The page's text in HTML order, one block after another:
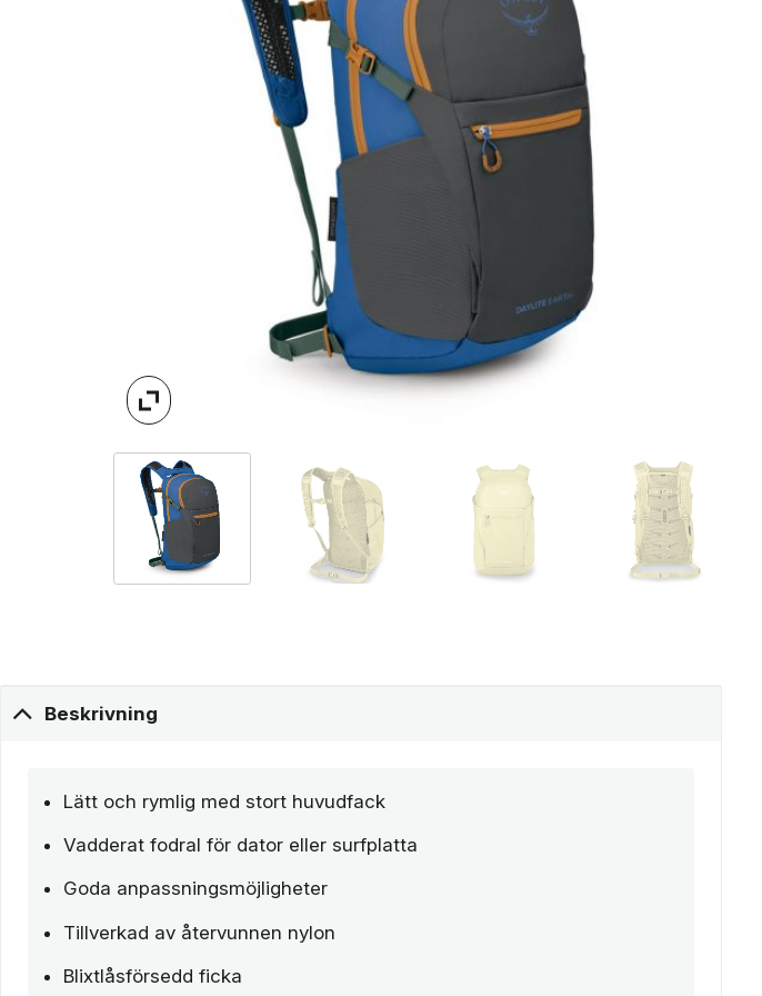
Beskrivning
Lätt och rymlig med stort huvudfack
Vadderat fodral för dator eller surfplatta
Goda anpassningsmöjligheter
Tillverkad av återvunnen nylon
Blixtlåsförsedd ficka